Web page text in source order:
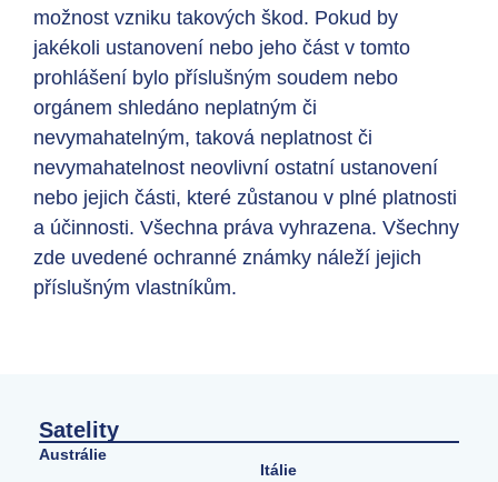
možnost vzniku takových škod. Pokud by
jakékoli ustanovení nebo jeho část v tomto
prohlášení bylo příslušným soudem nebo
orgánem shledáno neplatným či
nevymahatelným, taková neplatnost či
nevymahatelnost neovlivní ostatní ustanovení
nebo jejich části, které zůstanou v plné platnosti
a účinnosti. Všechna práva vyhrazena. Všechny
zde uvedené ochranné známky náleží jejich
příslušným vlastníkům.
Satelity
Austrálie
Itálie